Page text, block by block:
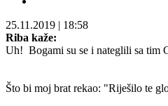
25.11.2019 | 18:58
Riba kaže:
Uh! Bogami su se i nateglili sa tim
Što bi moj brat rekao: "Riješilo te